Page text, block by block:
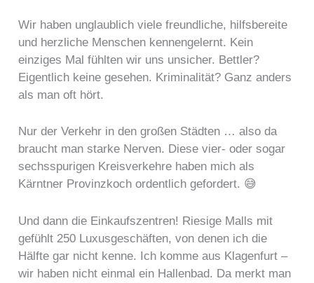
Wir haben unglaublich viele freundliche, hilfsbereite
und herzliche Menschen kennengelernt. Kein
einziges Mal fühlten wir uns unsicher. Bettler?
Eigentlich keine gesehen. Kriminalität? Ganz anders
als man oft hört.
Nur der Verkehr in den großen Städten … also da
braucht man starke Nerven. Diese vier- oder sogar
sechsspurigen Kreisverkehre haben mich als
Kärntner Provinzkoch ordentlich gefordert. 😅
Und dann die Einkaufszentren! Riesige Malls mit
gefühlt 250 Luxusgeschäften, von denen ich die
Hälfte gar nicht kenne. Ich komme aus Klagenfurt –
wir haben nicht einmal ein Hallenbad. Da merkt man